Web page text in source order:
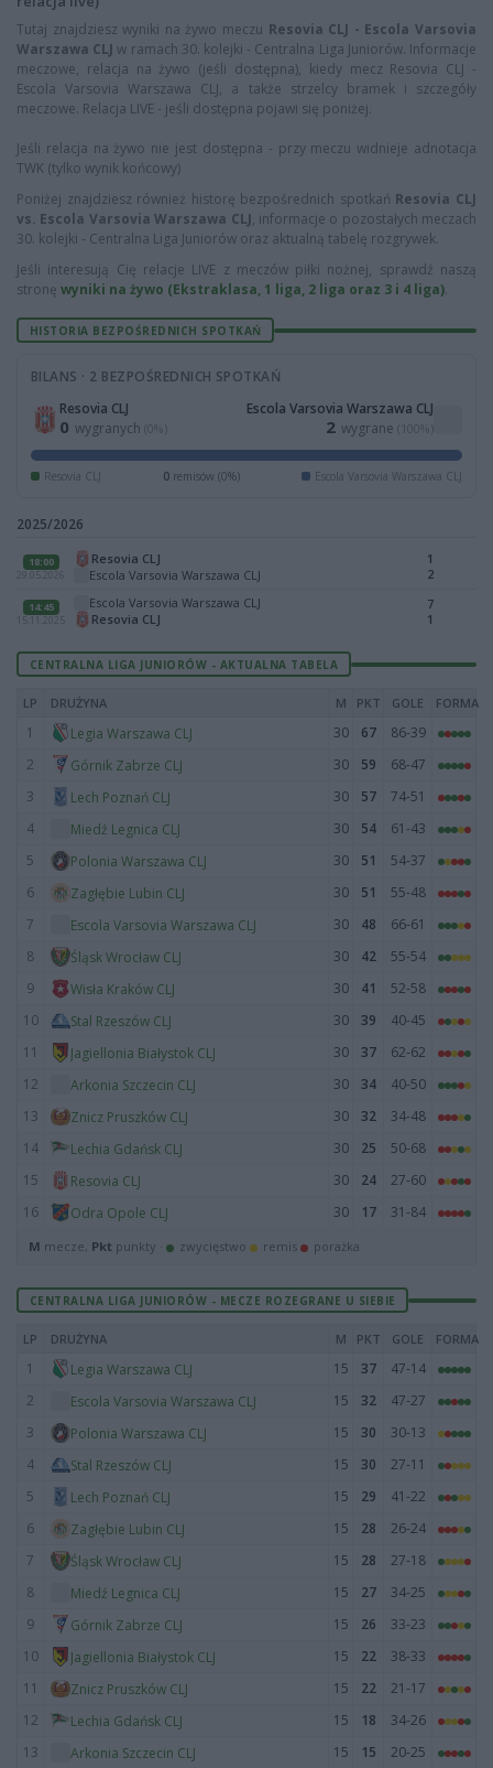
Tutaj znajdziesz wyniki na żywo meczu Resovia CLJ - Escola Varsovia
Warszawa CLJ w ramach 30. kolejki - Centralna Liga Juniorów. Informacje
meczowe, relacja na żywo (jeśli dostępna), kiedy mecz Resovia CLJ -
Escola Varsovia Warszawa CLJ, a także strzelcy bramek i szczegóły
meczowe. Relacja LIVE - jeśli dostępna pojawi się poniżej.
Jeśli relacja na żywo nie jest dostępna - przy meczu widnieje adnotacja
TWK (tylko wynik końcowy)
Poniżej znajdziesz również historę bezpośrednich spotkań Resovia CLJ
vs. Escola Varsovia Warszawa CLJ, informacje o pozostałych meczach
30. kolejki - Centralna Liga Juniorów oraz aktualną tabelę rozgrywek.
Jeśli interesują Cię relacje LIVE z meczów piłki nożnej, sprawdź naszą
stronę wyniki na żywo (Ekstraklasa, 1 liga, 2 liga oraz 3 i 4 liga).
HISTORIA BEZPOŚREDNICH SPOTKAŃ
BILANS · 2 BEZPOŚREDNICH SPOTKAŃ
Resovia CLJ
0 wygranych (0%)
Escola Varsovia Warszawa CLJ
2 wygrane (100%)
Resovia CLJ 0 remisów (0%) Escola Varsovia Warszawa CLJ
2025/2026
18:00
29.05.2026
Resovia CLJ
Escola Varsovia Warszawa CLJ
1
2
14:45
15.11.2025
Escola Varsovia Warszawa CLJ
Resovia CLJ
7
1
CENTRALNA LIGA JUNIORÓW - AKTUALNA TABELA
LP DRUŻYNA M PKT GOLE FORMA
1 Legia Warszawa CLJ 30 67
86-39
2
Górnik Zabrze CLJ 30 59
68-47
3
Lech Poznań CLJ 30 57
74-51
4
Miedź Legnica CLJ 30 54
61-43
5
Polonia Warszawa CLJ 30 51
54-37
6
Zagłębie Lubin CLJ 30 51
55-48
7
Escola Varsovia Warszawa CLJ 30 48
66-61
8
Śląsk Wrocław CLJ 30 42
55-54
9
Wisła Kraków CLJ 30 41
52-58
10
Stal Rzeszów CLJ 30 39
40-45
11
Jagiellonia Białystok CLJ 30 37
62-62
12
Arkonia Szczecin CLJ 30 34
40-50
13
Znicz Pruszków CLJ 30 32
34-48
14
Lechia Gdańsk CLJ 30 25
50-68
15
Resovia CLJ 30 24
27-60
16
Odra Opole CLJ 30 17 31-84
M mecze, Pkt punkty · zwycięstwo remis porażka
CENTRALNA LIGA JUNIORÓW - MECZE ROZEGRANE U SIEBIE
LP DRUŻYNA M PKT GOLE FORMA
1 Legia Warszawa CLJ 15 37
47-14
2
Escola Varsovia Warszawa CLJ 15 32
47-27
3
Polonia Warszawa CLJ 15 30
30-13
4
Stal Rzeszów CLJ 15 30
27-11
5
Lech Poznań CLJ 15 29
41-22
6
Zagłębie Lubin CLJ 15 28
26-24
7
Śląsk Wrocław CLJ 15 28
27-18
8
Miedź Legnica CLJ 15 27
34-25
9
Górnik Zabrze CLJ 15 26
33-23
10
Jagiellonia Białystok CLJ 15 22
38-33
11
Znicz Pruszków CLJ 15 22
21-17
12
Lechia Gdańsk CLJ 15 18
34-26
13
Arkonia Szczecin CLJ 15 15 20-25